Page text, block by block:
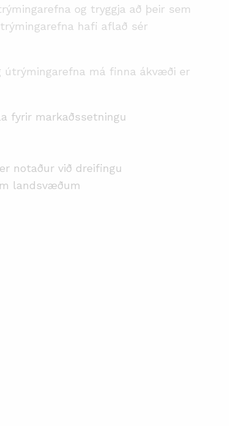
og tryggja að þeir sem
hafi aflað sér
útrýmingarefna má finna ákvæði er
fyrir markaðssetningu
notaður við dreifingu
landsvæðum